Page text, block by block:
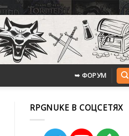
➥ ФОРУМ
RPGNUKE В СОЦСЕТЯХ